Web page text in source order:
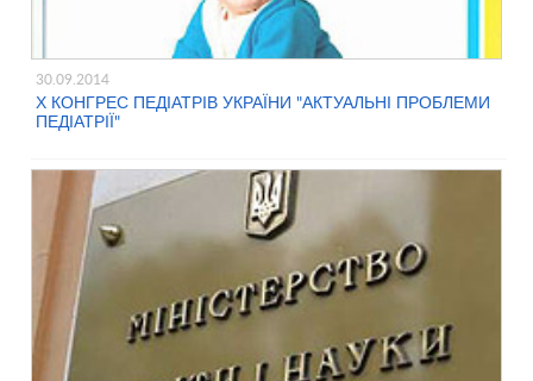
30.09.2014
Х КОНГРЕС ПЕДІАТРІВ УКРАЇНИ "АКТУАЛЬНІ ПРОБЛЕМИ
ПЕДІАТРІЇ"